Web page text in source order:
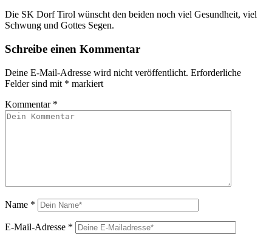
Die SK Dorf Tirol wünscht den beiden noch viel Gesundheit, viel
Schwung und Gottes Segen.
Schreibe einen Kommentar
Deine E-Mail-Adresse wird nicht veröffentlicht. Erforderliche
Felder sind mit * markiert
Kommentar *
Name *
E-Mail-Adresse *